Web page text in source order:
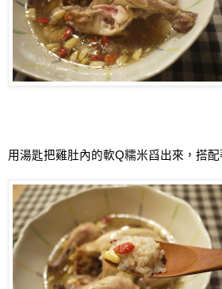
用湯匙把雞肚內的軟Q糯米舀出來，搭